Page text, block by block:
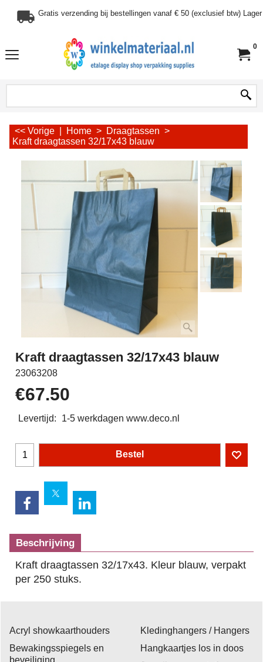
Gratis verzending bij bestellingen vanaf € 50 (exclusief btw)
0
<< Vorige Home > Draagtassen >
Kraft draagtassen 32/17x43 blauw
Kraft draagtassen 32/17x43 blauw
23063208
€67.50
Levertijd: 1-5 werkdagen www.deco.nl
Bestel
Beschrijving
Kraft draagtassen 32/17x43. Kleur blauw, verpakt
per 250 stuks.
Acryl showkaarthouders
Bewakingsspiegels en
beveiliging
Kledinghangers / Hangers
Hangkaartjes los in doos